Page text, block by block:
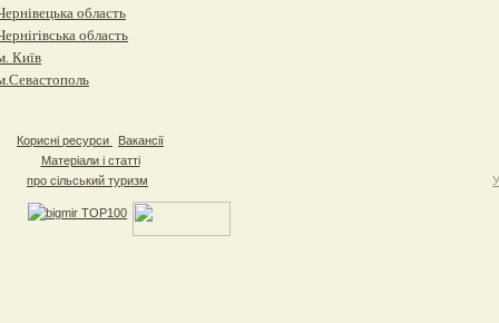
область
область
Київ
Корисні ресурси
Вакансії
Матеріали і статті
про сільський туризм